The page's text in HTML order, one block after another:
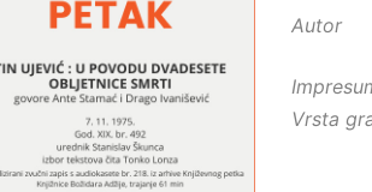
Autor
Vrsta